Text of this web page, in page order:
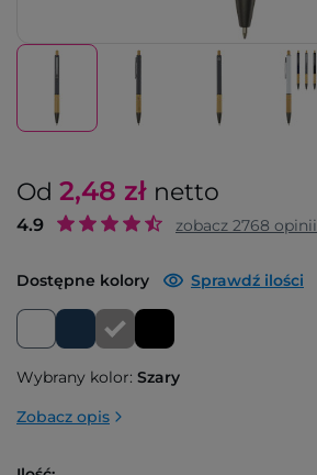
Od 2,48 zł netto
4.9 zobacz 2768 opinii
Dostępne kolory Sprawdź ilości
Wybrany kolor: Szary
Zobacz opis